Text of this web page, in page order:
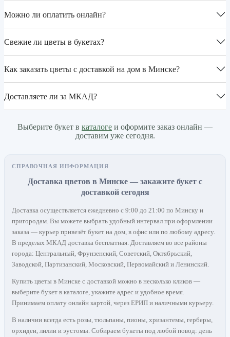
Можно ли оплатить онлайн?
Свежие ли цветы в букетах?
Как заказать цветы с доставкой на дом в Минске?
Доставляете ли за МКАД?
Выберите букет в каталоге и оформите заказ онлайн —
доставим уже сегодня.
СПРАВОЧНАЯ ИНФОРМАЦИЯ
Доставка цветов в Минске — закажите букет с
доставкой сегодня
Доставка осуществляется ежедневно с 9:00 до 21:00 по Минску и
пригородам. Вы можете выбрать удобный интервал при оформлении
заказа — курьер привезёт букет на дом, в офис или по любому адресу.
В пределах МКАД доставка бесплатная. Доставляем во все районы
города: Центральный, Фрунзенский, Советский, Октябрьский,
Заводской, Партизанский, Московский, Первомайский и Ленинский.
Купить цветы в Минске с доставкой можно в несколько кликов —
выберите букет в каталоге, укажите адрес и удобное время.
Принимаем оплату онлайн картой, через ЕРИП и наличными курьеру.
В наличии всегда есть розы, тюльпаны, пионы, хризантемы, герберы,
орхидеи, лилии и эустомы. Собираем букеты под любой повод: день